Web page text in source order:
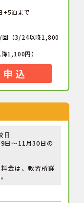
+5泊まで
（3/24以降1,800
1,100円）
申 込
日
日～11月30日の
金は、教習所詳